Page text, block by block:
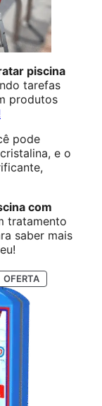
piscina
tarefas
produtos
pode
e o
com
tratamento
saber mais
OFERTAPRODUTO
EM